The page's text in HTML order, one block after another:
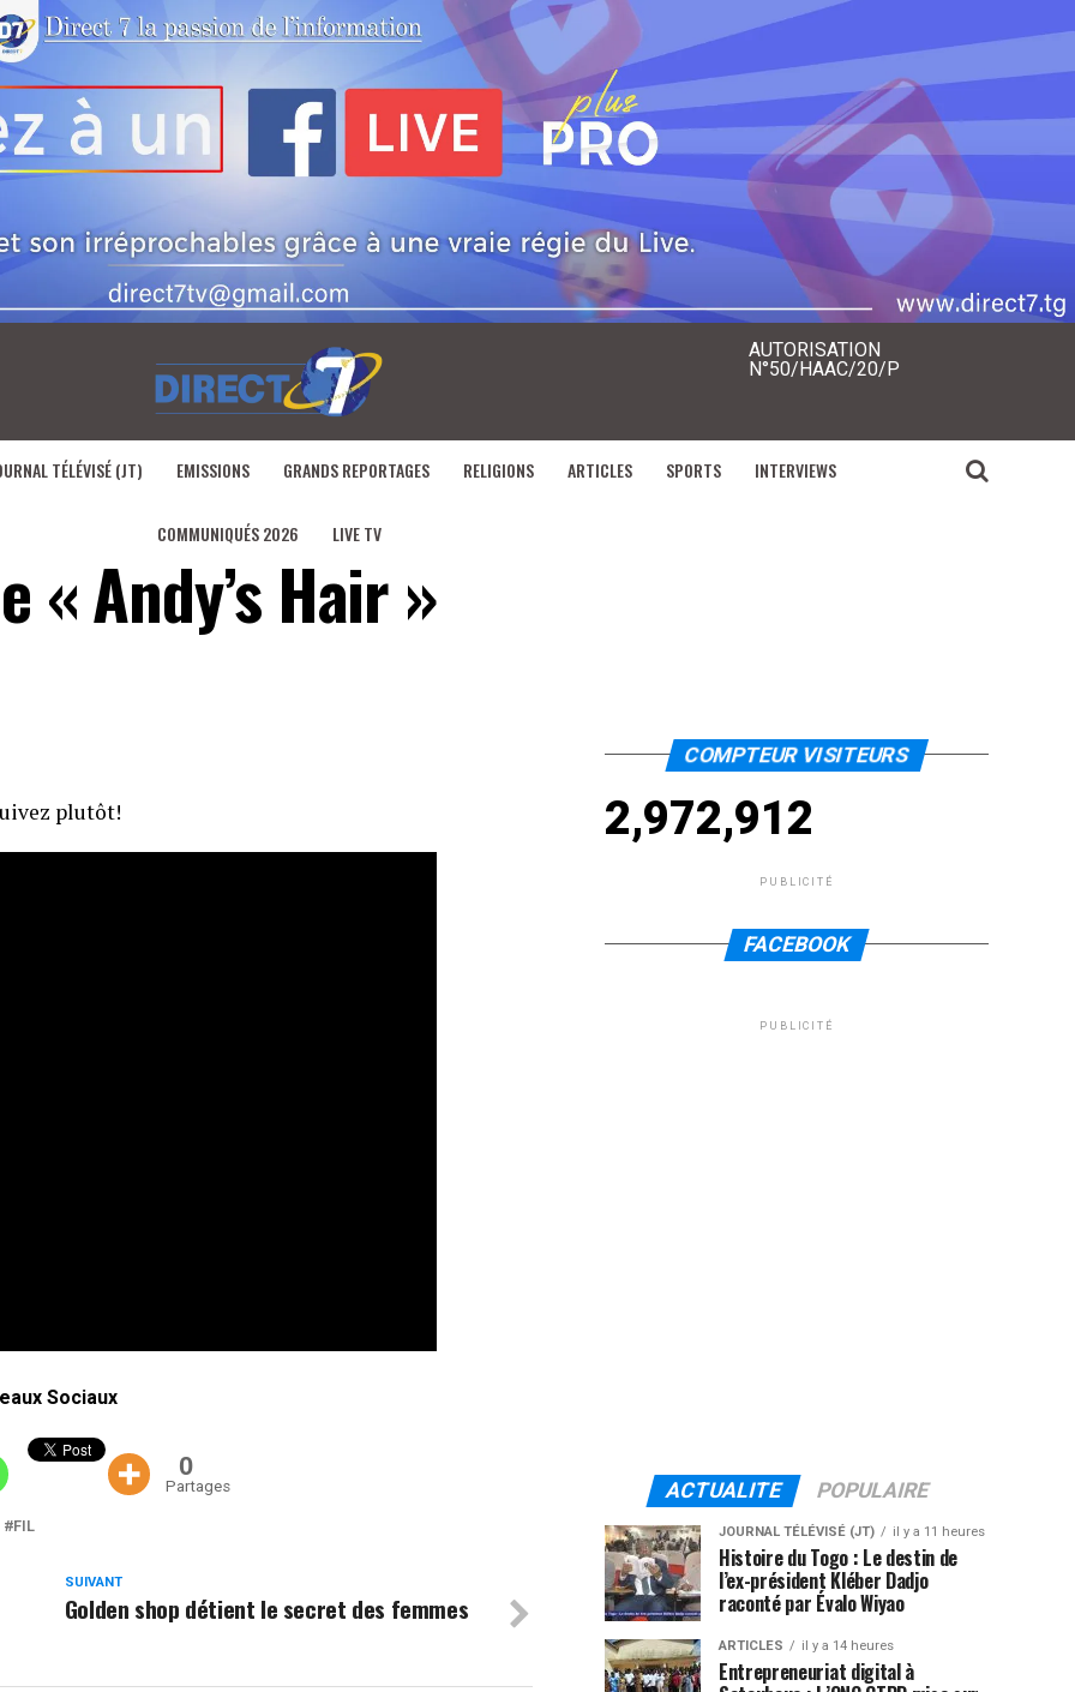
AUTORISATION
N°50/HAAC/20/P
TÉLÉVISÉ (JT) EMISSIONS GRANDS REPORTAGES RELIGIONS ARTICLES SPORTS INTERVIEWS
COMMUNIQUÉS 2026 LIVE TV
« Andy’s Hair »
plutôt!
Sociaux
0
Partages
FIL
SUIVANT
Golden shop détient le secret des femmes
COMPTEUR VISITEURS
2,972,912
PUBLICITÉ
FACEBOOK
PUBLICITÉ
ACTUALITE POPULAIRE
JOURNAL TÉLÉVISÉ (JT) il y a 11 heures
Histoire du Togo : Le destin de
l’ex-président Kléber Dadjo
raconté par Évalo Wiyao
ARTICLES il y a 14 heures
Entrepreneuriat digital à